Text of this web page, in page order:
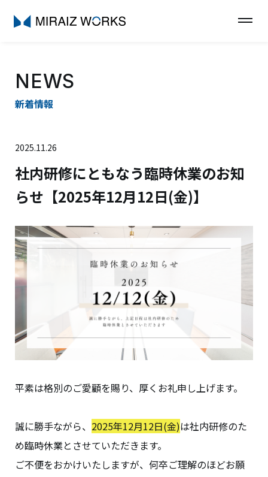
NEWS
新着情報
2025.11.26
社内研修にともなう臨時休業のお知
らせ【2025年12月12日(金)】
平素は格別のご愛顧を賜り、厚くお礼申し上げます。
誠に勝手ながら、 2025年12月12日(金)は社内研修のた
め臨時休業とさせていただきます。
ご不便をおかけいたしますが、何卒ご理解のほどお願